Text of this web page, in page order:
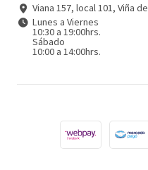
Viana 157, local 101, Viña
Lunes a Viernes
10:30 a 19:00hrs.
Sábado
10:00 a 14:00hrs.